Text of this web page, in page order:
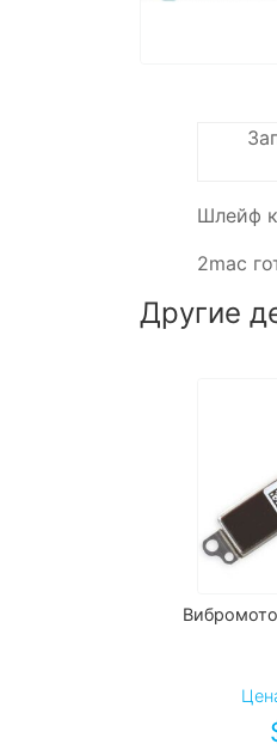
Шлейф
2mac
Другие